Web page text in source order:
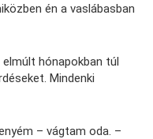
én a vaslábasban
hónapokban túl
Mindenki
– vágtam oda. –